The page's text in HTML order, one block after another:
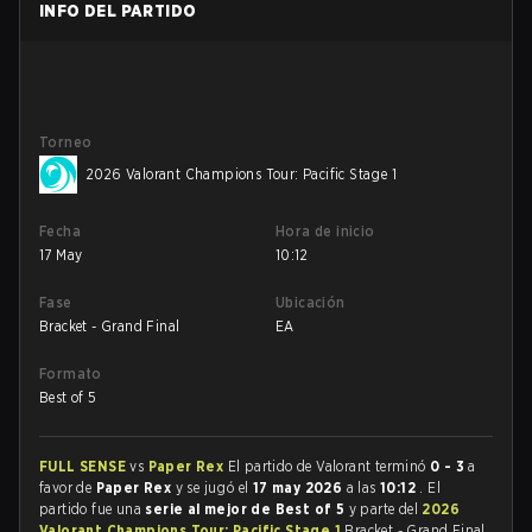
INFO DEL PARTIDO
Torneo
2026 Valorant Champions Tour: Pacific Stage 1
Fecha
17 May
Hora de inicio
10:12
Fase
Bracket - Grand Final
Ubicación
EA
Formato
Best of 5
FULL SENSEvs Paper Rex El partido de Valorant terminó 0 - 3 a
favor de Paper Rex y se jugó el 17 may 2026 a las10:12 . El
partido fue una serie al mejor de Best of 5 y parte del 2026